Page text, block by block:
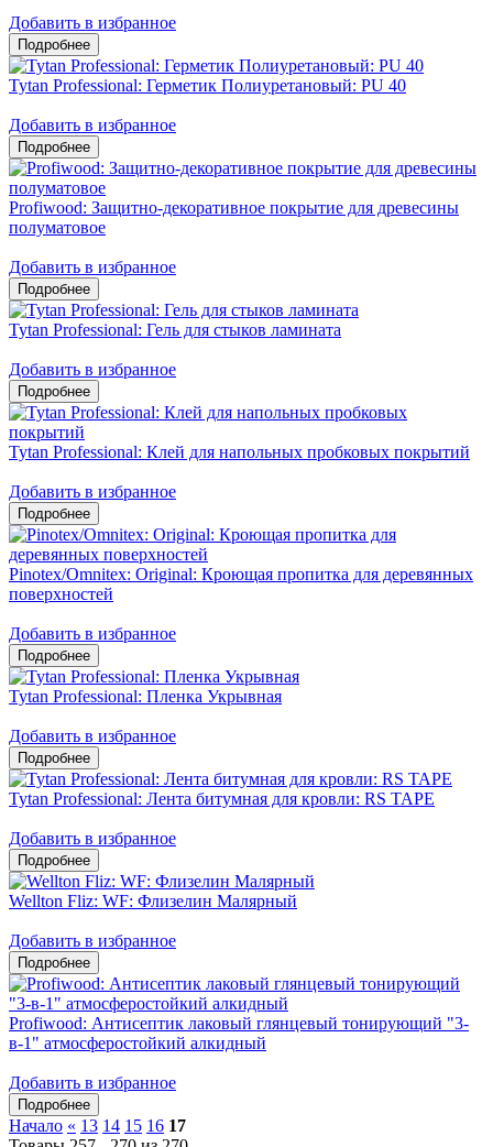
Добавить в избранное
Tytan Professional: Герметик Полиуретановый: PU 40
Добавить в избранное
Profiwood: Защитно-декоративное покрытие для древесины
полуматовое
Добавить в избранное
Tytan Professional: Гель для стыков ламината
Добавить в избранное
Tytan Professional: Клей для напольных пробковых покрытий
Добавить в избранное
Pinotex/Omnitex: Original: Кроющая пропитка для деревянных
поверхностей
Добавить в избранное
Tytan Professional: Пленка Укрывная
Добавить в избранное
Tytan Professional: Лента битумная для кровли: RS TAPE
Добавить в избранное
Wellton Fliz: WF: Флизелин Малярный
Добавить в избранное
Profiwood: Антисептик лаковый глянцевый тонирующий "3-
в-1" атмосферостойкий алкидный
Добавить в избранное
Начало « 13 14 15 16 17